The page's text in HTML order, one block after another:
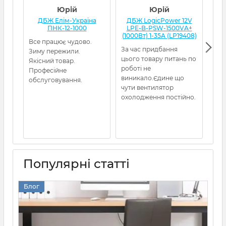
Юрій
ДБЖ Елім-Україна
ПНК-12-1000
Все працює чудово.
Зиму пережили.
Якісний товар.
Професійне
обслуговування.
Юрій
ДБЖ LogicPower 12V
LPE-B-PSW-1500VA+
(1000Вт) 1-35A (LP19408)
За час придбання
цього товару питань по
роботі не
виникало.Єдине що
чути вентилятор
охолодження постійно.
Популярні статті
Блог